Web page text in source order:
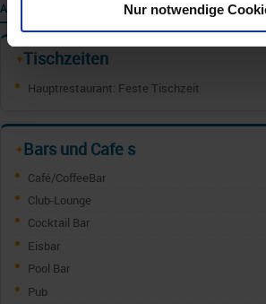
Nur notwendige
AUSSTATTUNG
✦Tischzeiten
Hauptrestaurant: Feste Tischzeit
✦Bars und Cafe s
Café/CoffeeBar
Club-Lounge
Cocktail Bar
Eisbar
Pool Bar
Pub